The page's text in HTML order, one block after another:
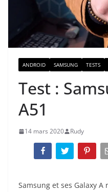
ANDROID SAMSUNG TESTS
Test :
A51
14 mars 2020 Rudy
Samsung et ses Galaxy